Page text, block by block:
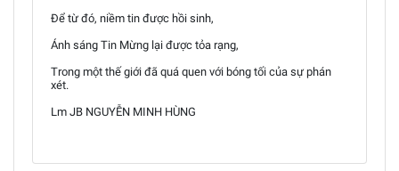
Để từ đó, niềm tin được hồi sinh,
Ánh sáng Tin Mừng lại được tỏa rạng,
Trong một thế giới đã quá quen với bóng tối của sự phán
xét.
Lm JB NGUYỄN MINH HÙNG